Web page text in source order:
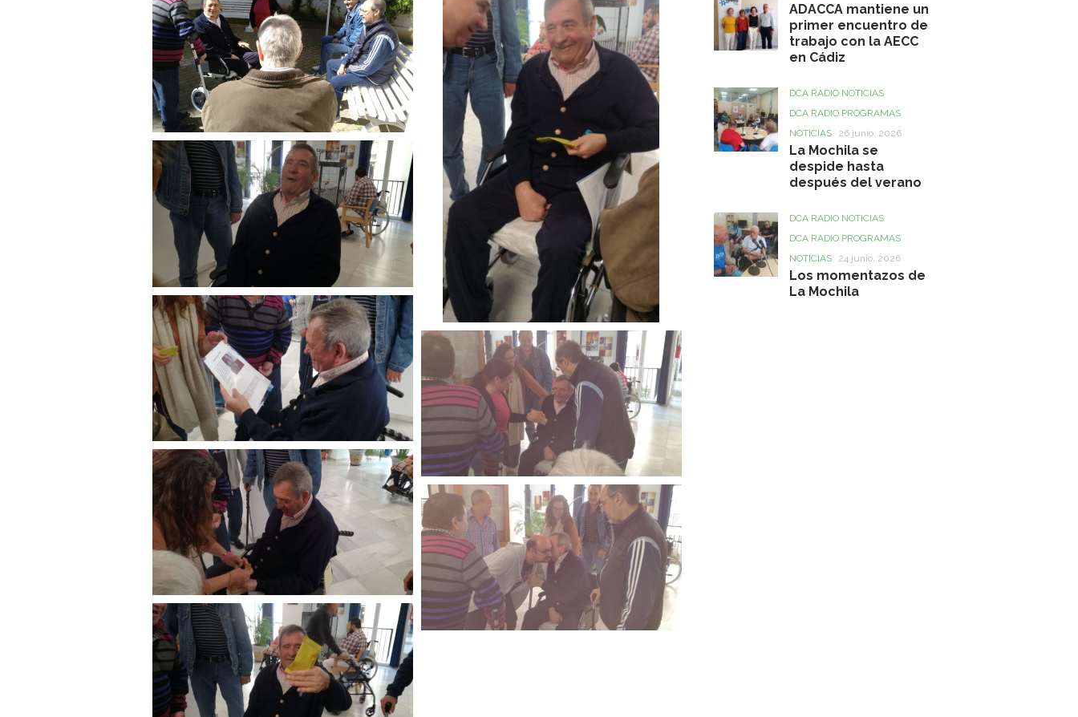
ADACCA mantiene un
primer encuentro de
trabajo con la AECC
en Cádiz
DCA RADIO NOTICIAS
DCA RADIO PROGRAMAS
NOTICIAS
26 junio, 2026
La Mochila se
despide hasta
después del verano
DCA RADIO NOTICIAS
DCA RADIO PROGRAMAS
NOTICIAS
24 junio, 2026
Los momentazos de
La Mochila